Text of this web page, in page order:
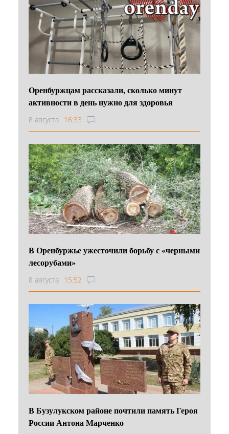
Оренбуржцам рассказали, сколько минут
активности в день нужно для здоровья
8 августа 16:33
В Оренбуржье ужесточили борьбу с «черными
лесорубами»
8 августа 15:52
В Бузулукском районе почтили память Героя
России Антона Марченко